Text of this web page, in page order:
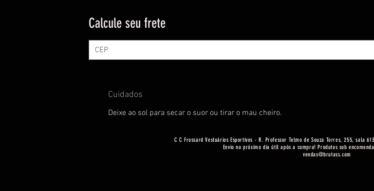
Calcule seu frete
Cuidados
Deixe ao sol para secar o suor ou tirar o mau cheiro.
C C Frossard Vestuários Esportivos - R. Professor Telmo de Souza Torres, 255, sala
Envio no próximo dia útil após a compra! Produtos sob
vendas@brutass.com